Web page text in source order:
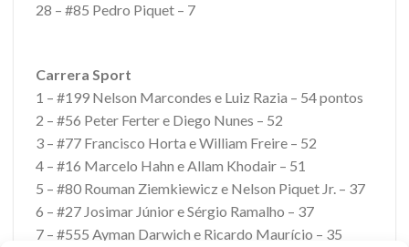
28 – #85 Pedro Piquet – 7
Carrera Sport
1 – #199 Nelson Marcondes e Luiz Razia – 54 pontos
2 – #56 Peter Ferter e Diego Nunes – 52
3 – #77 Francisco Horta e William Freire – 52
4 – #16 Marcelo Hahn e Allam Khodair – 51
5 – #80 Rouman Ziemkiewicz e Nelson Piquet Jr. – 37
6 – #27 Josimar Júnior e Sérgio Ramalho – 37
7 – #555 Ayman Darwich e Ricardo Maurício – 35